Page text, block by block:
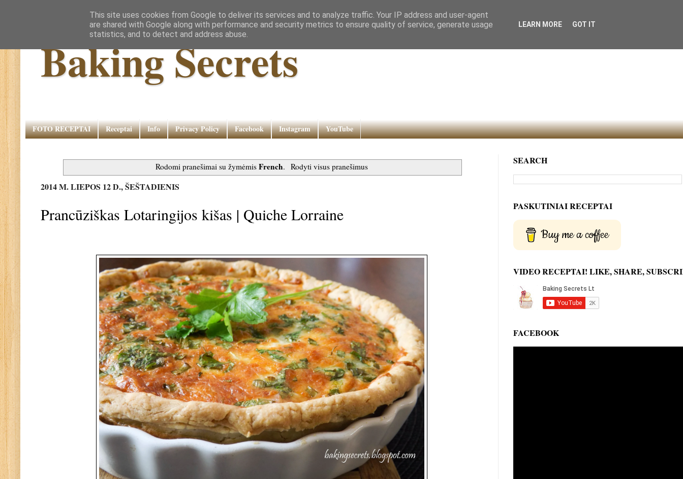
Baking Secrets
FOTO RECEPTAI Receptai Info Privacy Policy Facebook Instagram YouTube
Rodomi pranešimai su žymėmisFrench. Rodyti visus pranešimus
2014 M. LIEPOS 12 D., ŠEŠTADIENIS
Prancūziškas Lotaringijos kišas | Quiche Lorraine
SEARCH
PASKUTINIAI RECEPTAI
Buy me a coffee
VIDEO RECEPTAI! LIKE, SHARE,
FACEBOOK
This site uses cookies from Google to deliver its services and to analyze traffic. Your IP address and user-agent
are shared with Google along with performance and security metrics to ensure quality of service, generate usage
statistics, and to detect and address abuse.
LEARN MORE GOT IT